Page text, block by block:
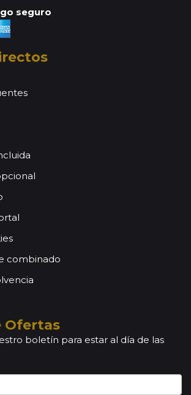
seguro
combinado
Ofertas
boletín para estar al día de las